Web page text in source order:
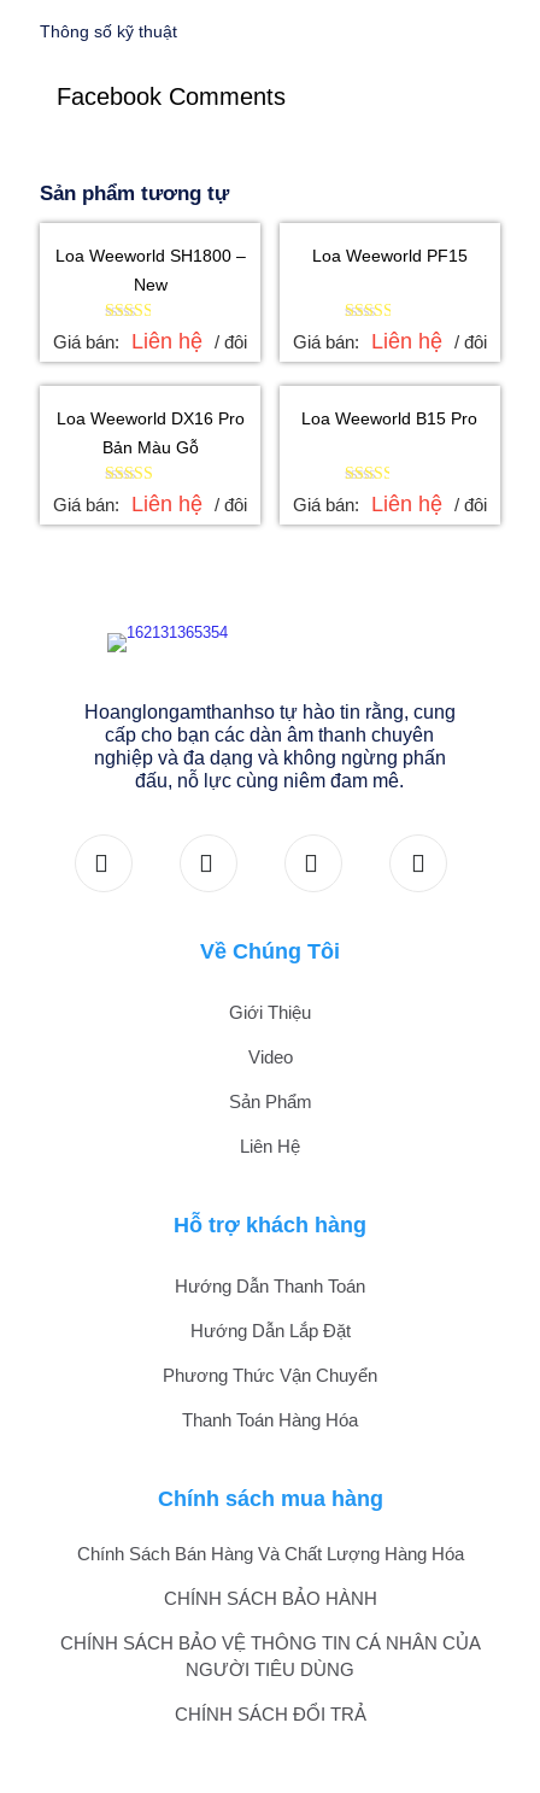
Thông số kỹ thuật
Facebook Comments
Sản phẩm tương tự
Loa Weeworld SH1800 –
New
Được
xếp
hạng
2.53
Giá bán: Liên hệ / đôi
Loa Weeworld PF15
Được
xếp
hạng
2.53
Giá bán: Liên hệ / đôi
Loa Weeworld DX16 Pro
Bản Màu Gỗ
Được
xếp
hạng
Giá bán: Liên hệ / đôi
Loa Weeworld B15 Pro
Được
xếp
hạng
Giá bán: Liên hệ / đôi
Hoanglongamthanhso tự hào tin rằng, cung
cấp cho bạn các dàn âm thanh chuyên
nghiệp và đa dạng và không ngừng phấn
đấu, nỗ lực cùng niêm đam mê.
Về Chúng Tôi
Giới Thiệu
Video
Sản Phẩm
Liên Hệ
Hỗ trợ khách hàng
Hướng Dẫn Thanh Toán
Hướng Dẫn Lắp Đặt
Phương Thức Vận Chuyển
Thanh Toán Hàng Hóa
Chính sách mua hàng
Chính Sách Bán Hàng Và Chất Lượng Hàng Hóa
CHÍNH SÁCH BẢO HÀNH
CHÍNH SÁCH BẢO VỆ THÔNG TIN CÁ NHÂN CỦA
NGƯỜI TIÊU DÙNG
CHÍNH SÁCH ĐỔI TRẢ